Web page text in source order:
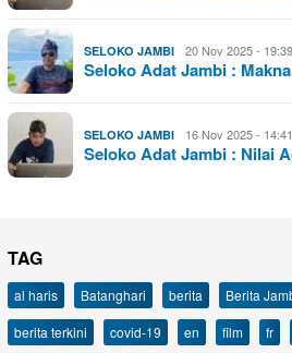
SELOKO JAMBI 20 Nov 2025 -
Seloko Adat Jambi :
SELOKO JAMBI 16 Nov 2025 -
Seloko Adat Jambi : Nilai
TAG
al haris Batanghari berita Berita
berita terkini
covid-19 en film fr